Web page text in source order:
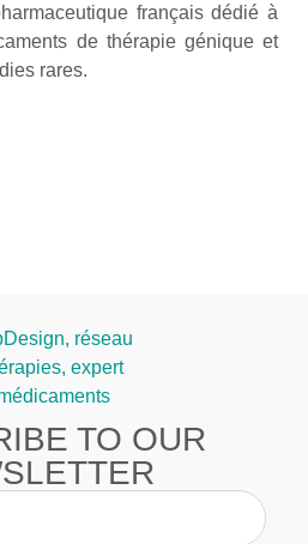
français dédié à
de thérapie génique et
rares.
TO OUR